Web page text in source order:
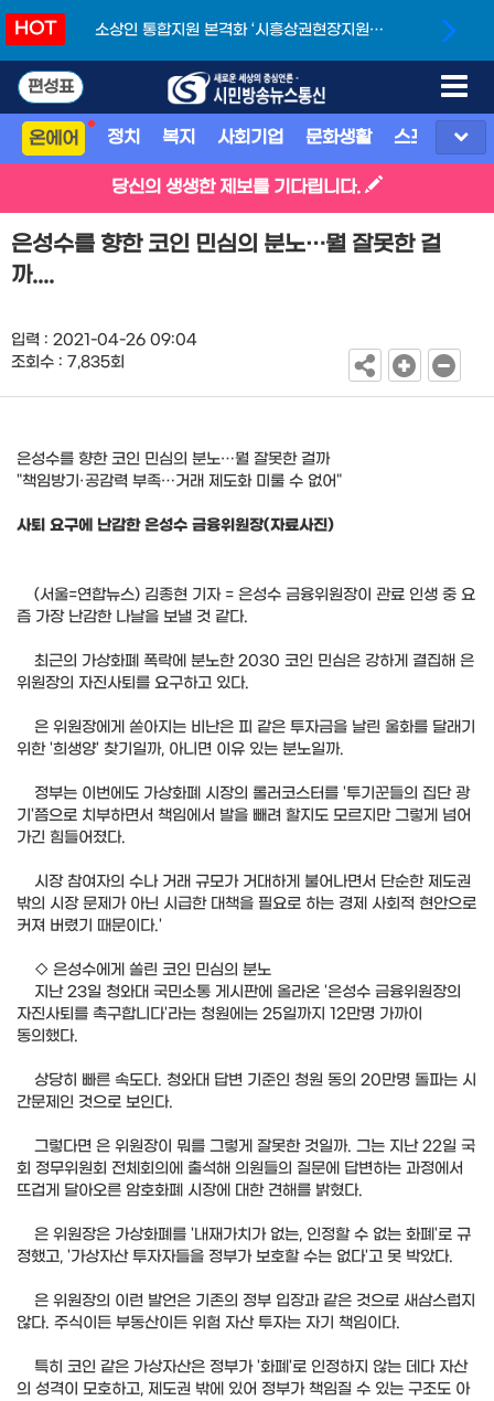
HOT
소상인 통합지원 본격화 ‘시흥상권현장지원단’
편성표
온에어 정치 복지 사회기업 문화생활 스포츠 지
당신의 생생한 제보를 기다립니다.
은성수를 향한 코인 민심의 분노…뭘 잘못한 걸
까....
입력 : 2021-04-26 09:04
조회수 : 7,835회
은성수를 향한 코인 민심의 분노…뭘 잘못한 걸까
"책임방기·공감력 부족…거래 제도화 미룰 수 없어"
사퇴 요구에 난감한 은성수 금융위원장(자료사진)
(서울=연합뉴스) 김종현 기자 = 은성수 금융위원장이 관료 인생 중 요
즘 가장 난감한 나날을 보낼 것 같다.
최근의 가상화폐 폭락에 분노한 2030 코인 민심은 강하게 결집해 은
위원장의 자진사퇴를 요구하고 있다.
은 위원장에게 쏟아지는 비난은 피 같은 투자금을 날린 울화를 달래기
위한 '희생양' 찾기일까, 아니면 이유 있는 분노일까.
정부는 이번에도 가상화폐 시장의 롤러코스터를 '투기꾼들의 집단 광
기'쯤으로 치부하면서 책임에서 발을 빼려 할지도 모르지만 그렇게 넘어
가긴 힘들어졌다.
시장 참여자의 수나 거래 규모가 거대하게 불어나면서 단순한 제도권
밖의 시장 문제가 아닌 시급한 대책을 필요로 하는 경제 사회적 현안으로
커져 버렸기 때문이다.'
◇ 은성수에게 쏠린 코인 민심의 분노
지난 23일 청와대 국민소통 게시판에 올라온 '은성수 금융위원장의
자진사퇴를 촉구합니다'라는 청원에는 25일까지 12만명 가까이
동의했다.
상당히 빠른 속도다. 청와대 답변 기준인 청원 동의 20만명 돌파는 시
간문제인 것으로 보인다.
그렇다면 은 위원장이 뭐를 그렇게 잘못한 것일까. 그는 지난 22일 국
회 정무위원회 전체회의에 출석해 의원들의 질문에 답변하는 과정에서
뜨겁게 달아오른 암호화폐 시장에 대한 견해를 밝혔다.
은 위원장은 가상화폐를 '내재가치가 없는, 인정할 수 없는 화폐'로 규
정했고, '가상자산 투자자들을 정부가 보호할 수는 없다'고 못 박았다.
은 위원장의 이런 발언은 기존의 정부 입장과 같은 것으로 새삼스럽지
않다. 주식이든 부동산이든 위험 자산 투자는 자기 책임이다.
특히 코인 같은 가상자산은 정부가 '화폐'로 인정하지 않는 데다 자산
의 성격이 모호하고, 제도권 밖에 있어 정부가 책임질 수 있는 구조도 아